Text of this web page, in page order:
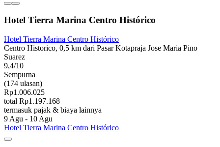
Hotel Tierra Marina Centro Histórico
Hotel Tierra Marina Centro Histórico
Centro Historico, 0,5 km dari Pasar Kotapraja Jose Maria Pino
Suarez
9,4/10
Sempurna
(174 ulasan)
Rp1.006.025
total Rp1.197.168
termasuk pajak & biaya lainnya
9 Agu - 10 Agu
Hotel Tierra Marina Centro Histórico